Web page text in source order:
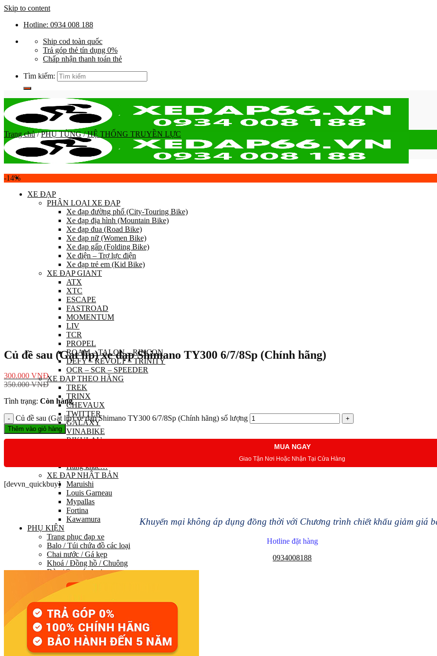
Skip to content
Hotline: 0934 008 188
Ship cod toàn quốc
Trả góp thẻ tín dụng 0%
Chấp nhận thanh toán thẻ
Tìm kiếm:
XE ĐẠP
PHÂN LOẠI XE ĐẠP
Xe đạp đường phố (City-Touring Bike)
Xe đạp địa hình (Mountain Bike)
Xe đạp đua (Road Bike)
Xe đạp nữ (Women Bike)
Xe đạp gấp (Folding Bike)
Xe điện – Trợ lực điện
Xe đạp trẻ em (Kid Bike)
XE ĐẠP GIANT
ATX
XTC
ESCAPE
FASTROAD
MOMENTUM
LIV
TCR
PROPEL
ROAM – TALON – RINCON
DEFY – REVOLT – TRINITY
OCR – SCR – SPEEDER
XE ĐẠP THEO HÃNG
TREK
TRINX
CHEVAUX
TWITTER
GALAXY
VINABIKE
RIKULAU
Hãng khác…
XE ĐẠP NHẬT BẢN
Maruishi
Louis Garneau
Mypallas
Fortina
Kawamura
PHỤ KIỆN
Trang phục đạp xe
Balo / Túi chứa đồ các loại
Chai nước / Gá kẹp
Khoá / Đồng hồ / Chuông
Đèn / Sạc các loại
Tay nắm / Kẹp điện thoại
Chắn bùn / Bọc yên / Lót càng
Baga / Chân chống / Bơm
Bộ sửa chữa / Bảo dưỡng
Rulo
Phụ kiện khác
PHỤ TÙNG
HỆ THỐNG TRUYỀN LỰC
Group
Trang chủ / PHỤ TÙNG / HỆ THỐNG TRUYỀN LỰC
-14%
Củ đề sau (Gạt líp) xe đạp Shimano TY300 6/7/8Sp (Chính hãng)
300.000 VNĐ
350.000VNĐ
Tình trạng: Còn hàng
Củ đề sau (Gạt líp) xe đạp Shimano TY300 6/7/8Sp (Chính hãng) số lượng
Thêm vào giỏ hàng
MUA NGAY
Giao Tận Nơi Hoặc Nhận Tại Cửa Hàng
[devvn_quickbuy]
Khuyến mại không áp dụng đồng thời với Chương trình chiết khấu giảm giá
Hotline đặt hàng
0934008188